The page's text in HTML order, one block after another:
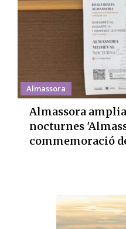
Almassora
Almassora
nocturnes
commemoració